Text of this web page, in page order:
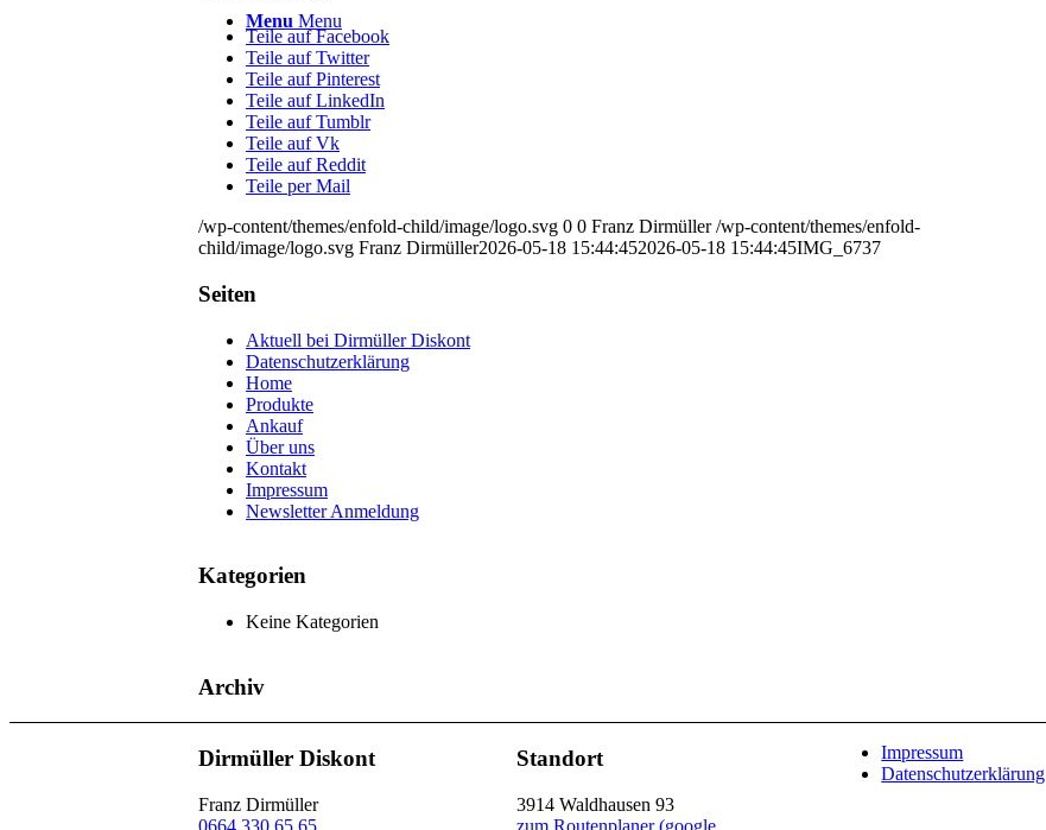
Menu Menu
Teile auf Facebook
Teile auf Twitter
Teile auf Pinterest
Teile auf LinkedIn
Teile auf Tumblr
Teile auf Vk
Teile auf Reddit
Teile per Mail
/wp-content/themes/enfold-child/image/logo.svg 0 0 Franz Dirmüller /wp-content/themes/enfold-
child/image/logo.svg Franz Dirmüller2026-05-18 15:44:452026-05-18 15:44:45IMG_6737
Seiten
Aktuell bei Dirmüller Diskont
Datenschutzerklärung
Home
Produkte
Ankauf
Über uns
Kontakt
Impressum
Newsletter Anmeldung
Kategorien
Keine Kategorien
Archiv
Dirmüller Diskont
Franz Dirmüller
0664 330 65 65
Standort
3914 Waldhausen 93
zum Routenplaner (google
Impressum
Datenschutzerklärung